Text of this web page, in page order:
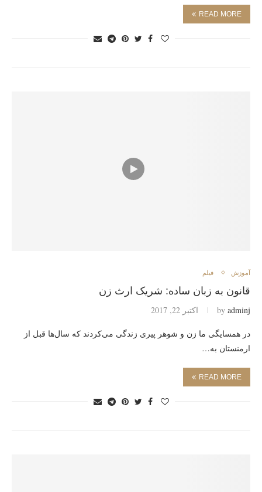
READ MORE
آموزش فیلم
قانون به زبان ساده: شریک ارث زن
by adminj اکتبر 22, 2017
در همسایگی ما زن و شوهر پیری زندگی می‌کردند که سال‌ها قبل از
ارمنستان به…
READ MORE